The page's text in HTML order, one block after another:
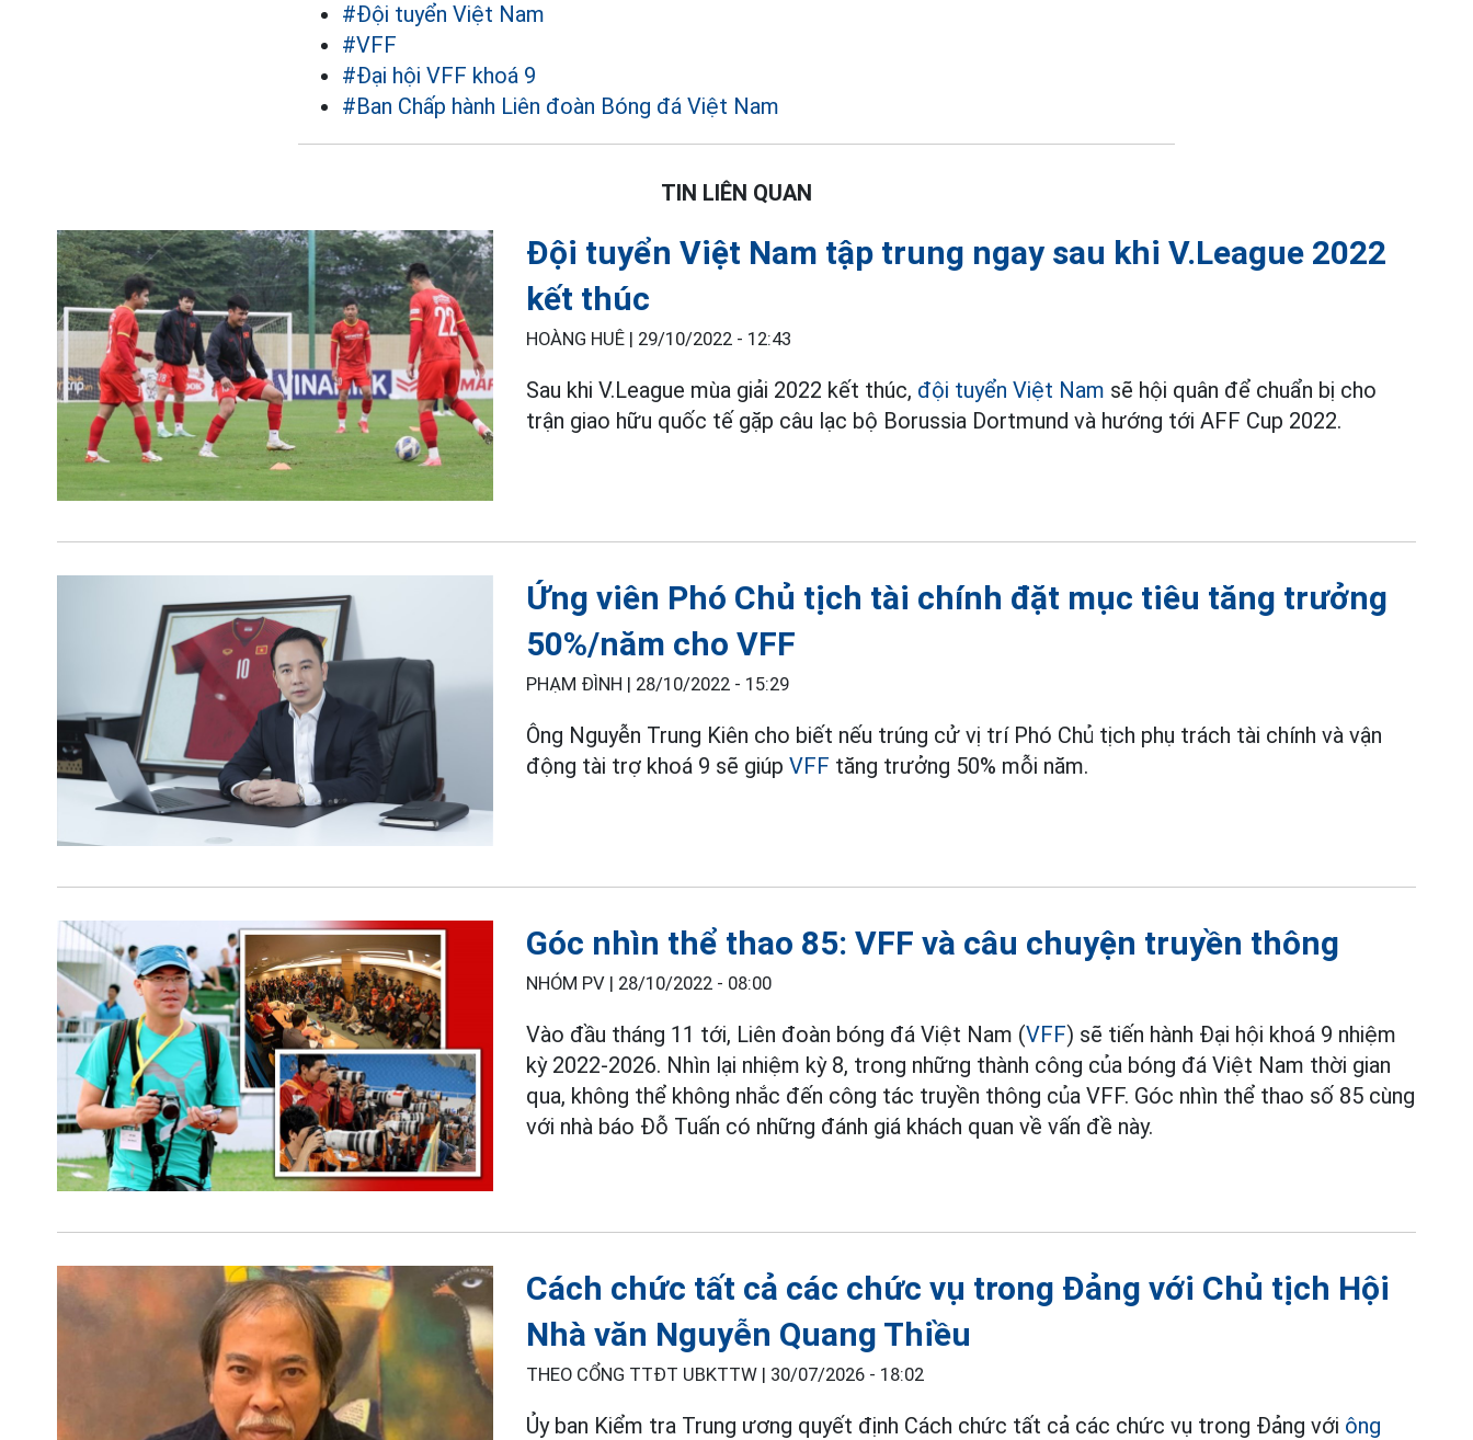
#Đội tuyển Việt Nam
#VFF
#Đại hội VFF khoá 9
#Ban Chấp hành Liên đoàn Bóng đá Việt Nam
TIN LIÊN QUAN
Đội tuyển Việt Nam tập trung ngay sau khi V.League 2022
kết thúc
HOÀNG HUÊ | 29/10/2022 - 12:43
Sau khi V.League mùa giải 2022 kết thúc, đội tuyển Việt Nam sẽ hội quân để chuẩn bị cho
trận giao hữu quốc tế gặp câu lạc bộ Borussia Dortmund và hướng tới AFF Cup 2022.
Ứng viên Phó Chủ tịch tài chính đặt mục tiêu tăng trưởng
50%/năm cho VFF
PHẠM ĐÌNH | 28/10/2022 - 15:29
Ông Nguyễn Trung Kiên cho biết nếu trúng cử vị trí Phó Chủ tịch phụ trách tài chính và vận
động tài trợ khoá 9 sẽ giúpVFF tăng trưởng 50% mỗi năm.
Góc nhìn thể thao 85: VFF và câu chuyện truyền thông
NHÓM PV | 28/10/2022 - 08:00
Vào đầu tháng 11 tới, Liên đoàn bóng đá Việt Nam (VFF) sẽ tiến hành Đại hội khoá 9 nhiệm
kỳ 2022-2026. Nhìn lại nhiệm kỳ 8, trong những thành công của bóng đá Việt Nam thời gian
qua, không thể không nhắc đến công tác truyền thông của VFF. Góc nhìn thể thao số 85 cùng
với nhà báo Đỗ Tuấn có những đánh giá khách quan về vấn đề này.
Cách chức tất cả các chức vụ trong Đảng với Chủ tịch Hội
Nhà văn Nguyễn Quang Thiều
THEO CỔNG TTĐT UBKTTW | 30/07/2026 - 18:02
Ủy ban Kiểm tra Trung ương quyết định Cách chức tất cả các chức vụ trong Đảng với ông